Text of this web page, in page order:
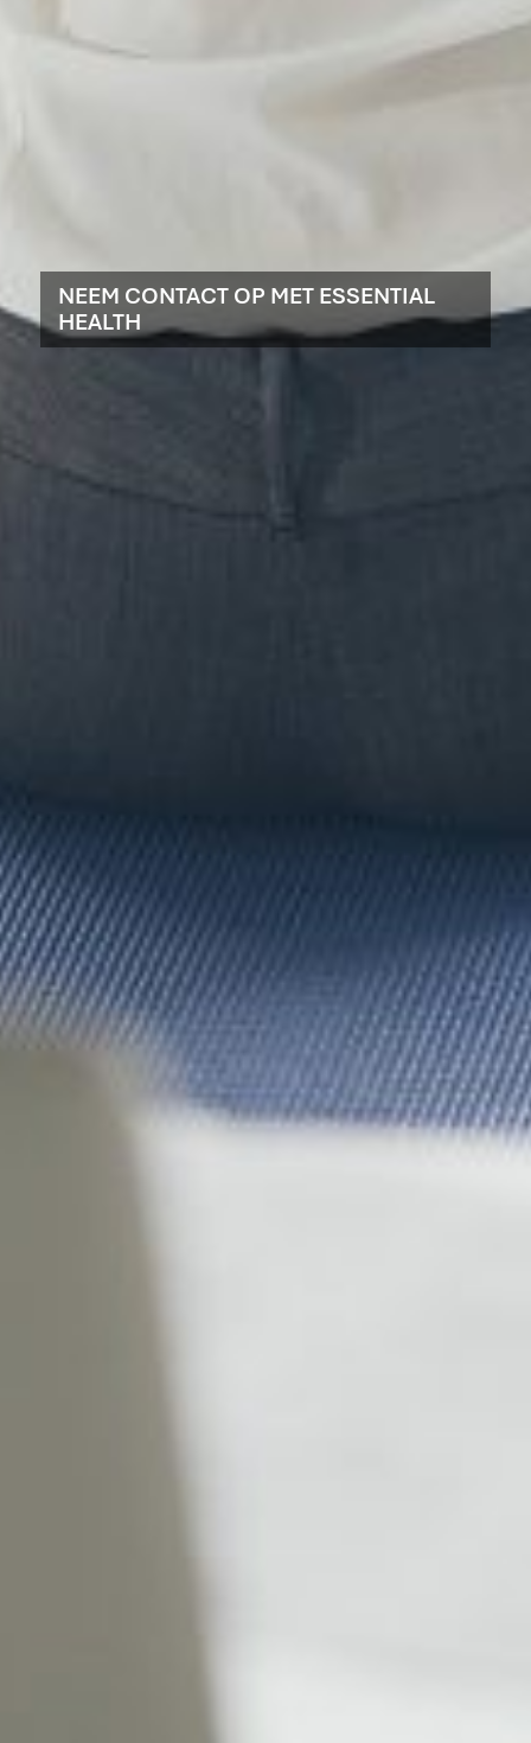
NEEM CONTACT OP MET ESSENTIAL
HEALTH